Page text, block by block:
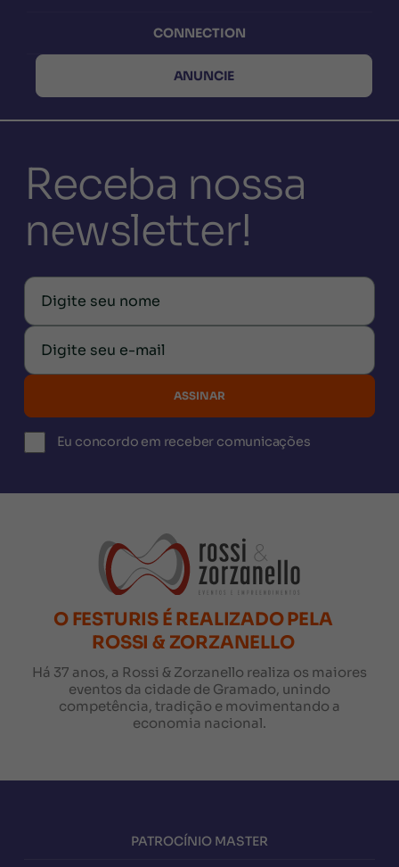
CONNECTION
ANUNCIE
Receba nossa
newsletter!
Eu concordo em receber comunicações
O FESTURIS É REALIZADO PELA
ROSSI & ZORZANELLO
Há 37 anos, a Rossi & Zorzanello realiza os maiores
eventos da cidade de Gramado, unindo
competência, tradição e movimentando a
economia nacional.
PATROCÍNIO MASTER